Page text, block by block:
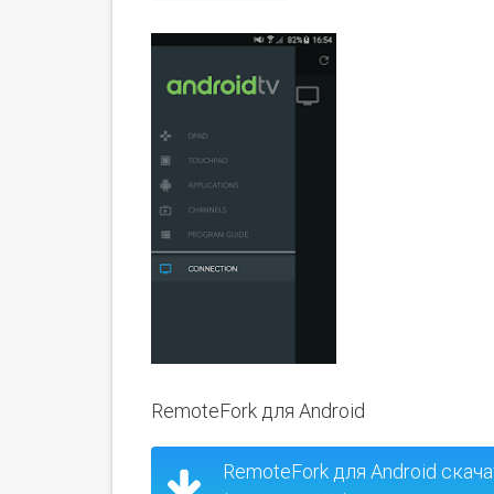
RemoteFork для Android
RemoteFork для Android